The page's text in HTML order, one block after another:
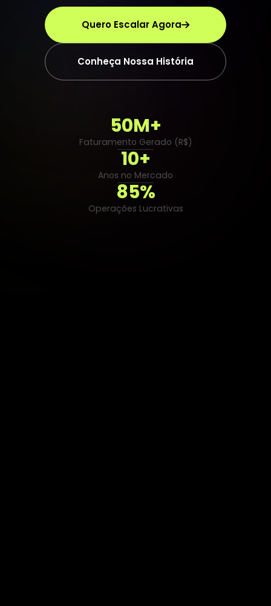
Quero Escalar Agora
Conheça Nossa História
50M+
Faturamento Gerado (R$)
10+
Anos no Mercado
85%
Operações Lucrativas